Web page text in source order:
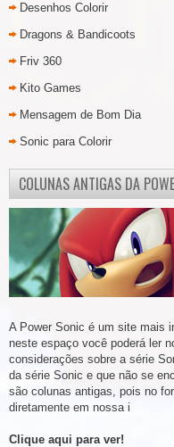
Desenhos Colorir
Dragons & Bandicoots
Friv 360
Kito Games
Mensagem de Bom Dia
Sonic para Colorir
COLUNAS ANTIGAS DA
A Power Sonic é um site mais
neste espaço você poderá ler
considerações sobre a série
da série Sonic e que não se
são colunas antigas, pois no
diretamente em nossa i
Clique aqui para ver!